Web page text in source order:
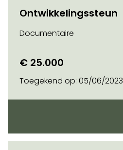
Ontwikkelingssteun
Documentaire
€ 25.000
Toegekend op: 05/06/2023